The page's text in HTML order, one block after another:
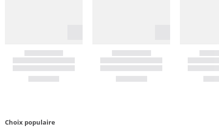
Choix populaire